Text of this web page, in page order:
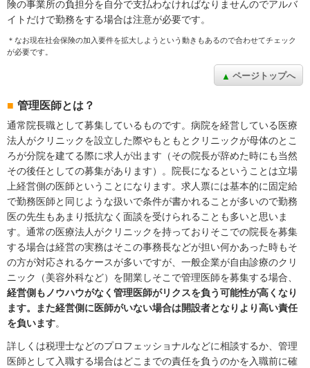
険の事業所の負担分を自分で支払わなければなりませんのでアルバ
イトだけで勤務をする場合は注意が必要です。
＊なお現在社会保険の加入要件を拡大しようという動きもあるので合わせてチェック
が必要です。
ページトップへ
管理医師とは？
通常院長職として募集しているものです。病院を経営している医療
法人がクリニックを設立した際やもともとクリニックが母体のとこ
ろが分院を建てる際に求人が出ます（その院長が辞めた時にも当然
その後任としての募集があります）。院長になるということは立場
上経営側の医師ということになります。求人票には基本的に固定給
で勤務医師と同じような扱いで条件が書かれることが多いので勤務
医の先生もあまり抵抗なく面談を受けられることも多いと思いま
す。通常の医療法人がクリニックを持っておりそこでの院長を募集
する場合は経営の実務はそこの事務長などが担い何かあった時もそ
の方が対応されるケースが多いですが、一般企業が自由診療のクリ
ニック（美容外科など）を開業しそこで管理医師を募集する場合、
経営側もノウハウがなく管理医師がリクスを負う可能性が高くなり
ます。また経営側に医師がいない場合は開設者となりより高い責任
を負います。
詳しくは税理士などのプロフェッショナルなどに相談するか、管理
医師として入職する場合はどこまでの責任を負うのかを入職前に確